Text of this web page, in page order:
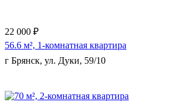
22 000 ₽
56.6 м², 1-комнатная квартира
г Брянск, ул. Дуки, 59/10